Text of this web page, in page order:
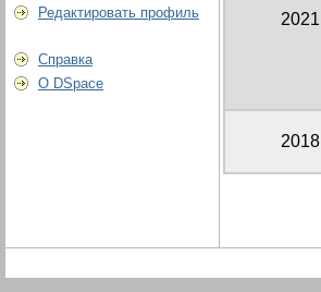
Редактировать профиль
Справка
О DSpace
2021
2018